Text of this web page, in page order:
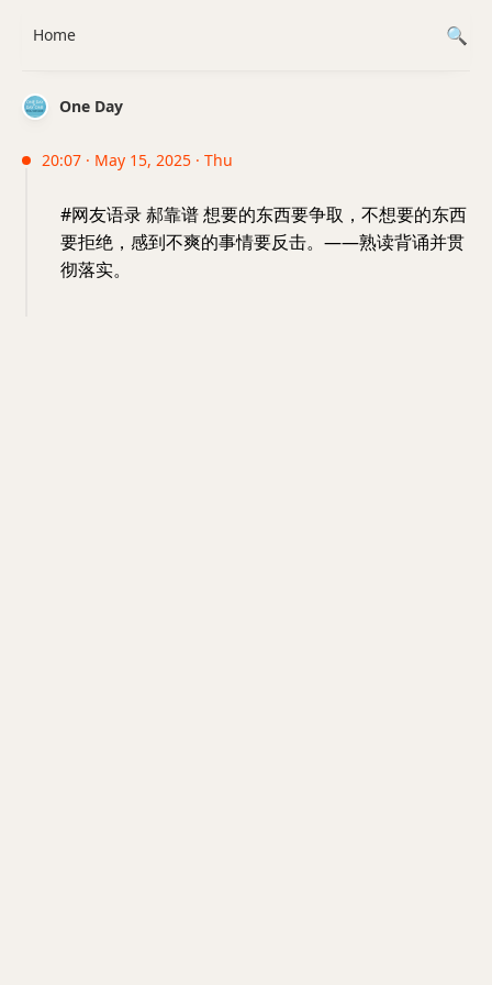
One Day
20:07 · May 15, 2025 · Thu
#网友语录 郝靠谱 想要的东西要争取，不想要的东西
要拒绝，感到不爽的事情要反击。——熟读背诵并贯
彻落实。
Home